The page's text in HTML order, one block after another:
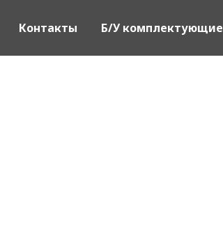
Контакты Б/У комплектующие